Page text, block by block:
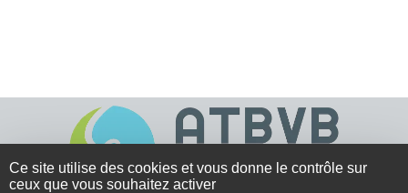
Ce site utilise des cookies et vous donne le contrôle sur
ceux que vous souhaitez activer